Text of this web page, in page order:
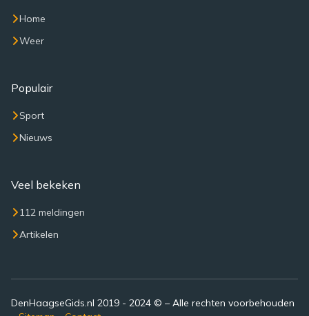
Home
Weer
Populair
Sport
Nieuws
Veel bekeken
112 meldingen
Artikelen
DenHaagseGids.nl 2019 - 2024 © – Alle rechten voorbehouden